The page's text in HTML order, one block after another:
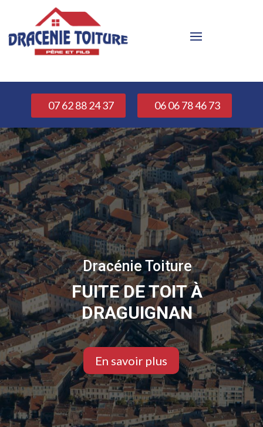
07 62 88 24 37 06 06 78 46 73
Dracénie Toiture
FUITE DE TOIT À
DRAGUIGNAN
En savoir plus